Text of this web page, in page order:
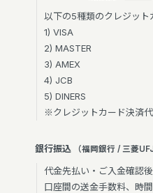
以下の5種類のクレジット
1) VISA
2) MASTER
3) AMEX
4) JCB
5) DINERS
※クレジットカード決済
銀行振込 （福岡銀行 / 三菱
代金先払い・ご入金確認
口座間の送金手数料、時